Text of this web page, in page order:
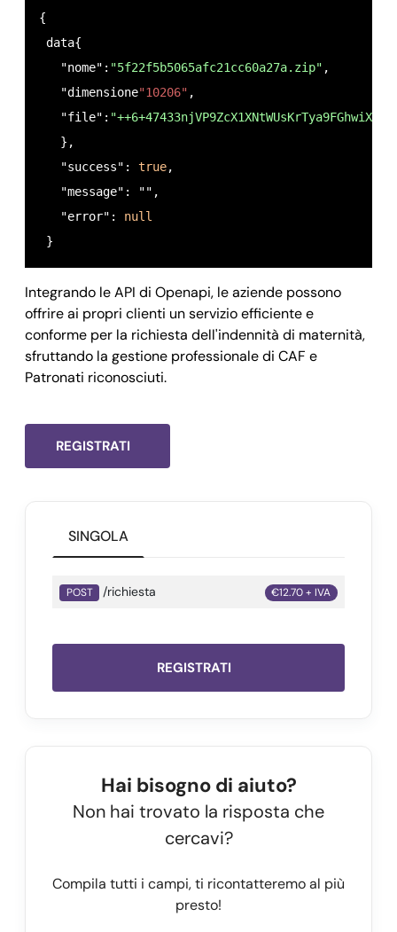
   "sincrona":
   "fornitori": [
   ]
"success": true,
"message":
"error": null
{
data{
   "nome":
"5f22f5b5065afc21cc60a27a.zip" ,
   "dimensione
"10206" ,
   "file":
   },
   "success":
true,
   "message": "",
   "error":
null
}
Integrando le API di Openapi, le aziende possono
offrire ai propri clienti un servizio efficiente e
conforme per la richiesta dell'indennità di maternità,
sfruttando la gestione professionale di CAF e
Patronati riconosciuti.
REGISTRATI
SINGOLA
POST /richiesta €12.70 + IVA
REGISTRATI
Hai bisogno di aiuto?
Non hai trovato la risposta che
cercavi?
Compila tutti i campi, ti ricontatteremo al più
presto!